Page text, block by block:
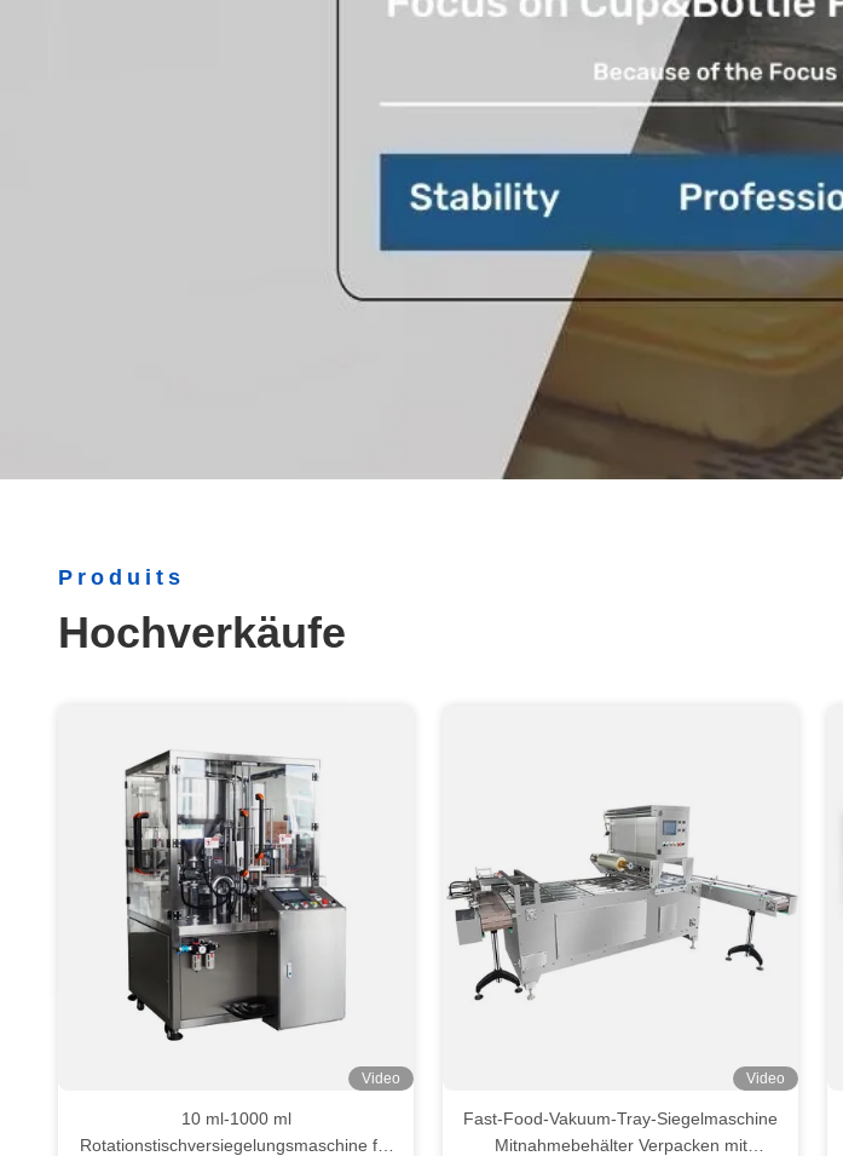
Produits
Hochverkäufe
Video
10 ml-1000 ml
Rotationstischversiegelungsmaschine für
Video
Fast-Food-Vakuum-Tray-Siegelmaschine
Mitnahmebehälter Verpacken mit